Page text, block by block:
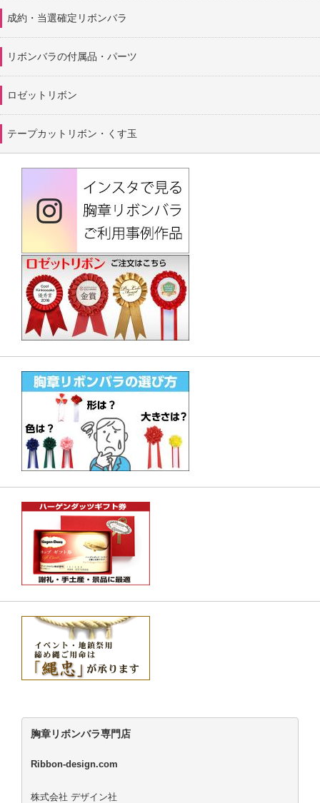
成約・当選確定リボンバラ
リボンバラの付属品・パーツ
ロゼットリボン
テープカットリボン・くす玉
胸章リボンバラ専門店
Ribbon-design.com
株式会社 デザイン社